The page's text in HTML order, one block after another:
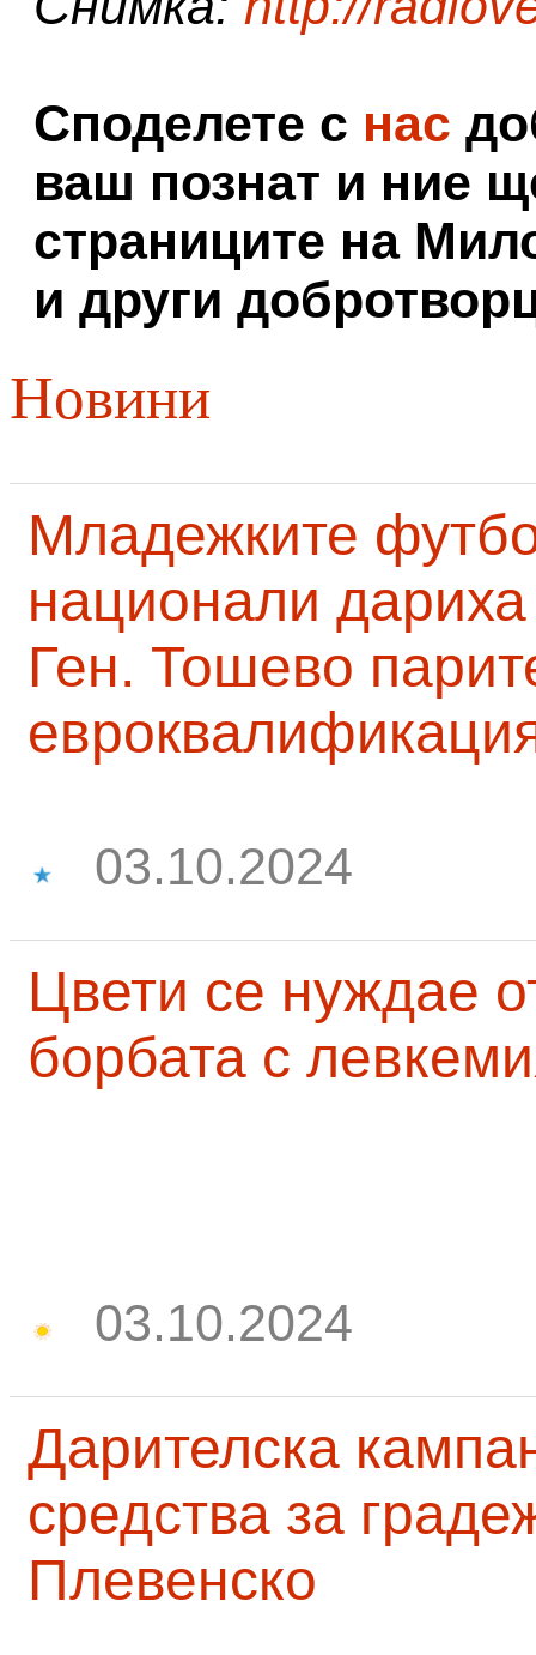
Споделете с нас
ваш познат и ние
страниците на
и други
Новини
Младежките
национали
Ген. Тошево
03.10.2024
Цвети се нуждае
борбата с
03.10.2024
Дарителска
средства за
Плевенско